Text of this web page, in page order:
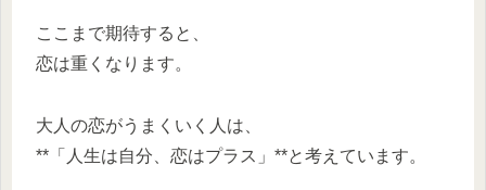
ここまで期待すると、
恋は重くなります。
大人の恋がうまくいく人は、
**「人生は自分、恋はプラス」**と考えています。